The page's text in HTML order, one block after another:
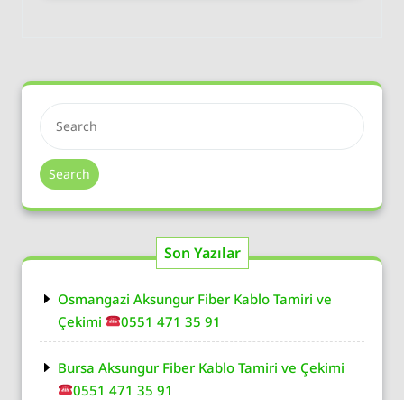
Search
Son Yazılar
Osmangazi Aksungur Fiber Kablo Tamiri ve
Çekimi
0551 471 35 91
Bursa Aksungur Fiber Kablo Tamiri ve Çekimi
0551 471 35 91